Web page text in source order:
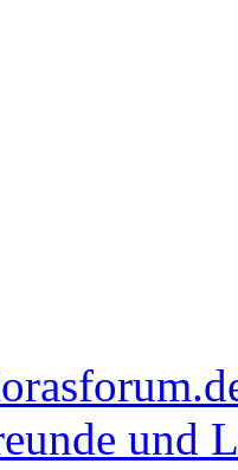
und